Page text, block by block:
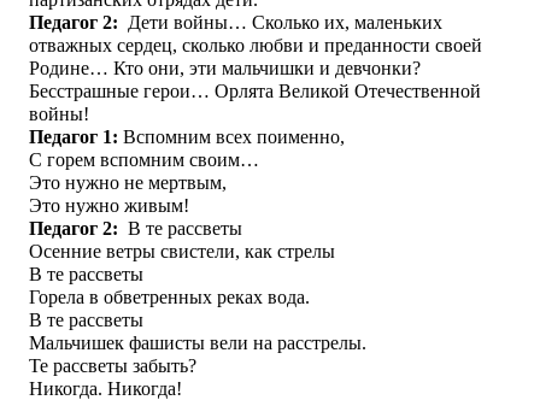
Педагог 2: Дети войны… Сколько их, маленьких
отважных сердец, сколько любви и преданности своей
Родине… Кто они, эти мальчишки и девчонки?
Бесстрашные герои… Орлята Великой Отечественной
войны!
Педагог 1: Вспомним всех поименно,
С горем вспомним своим…
Это нужно не мертвым,
Это нужно живым!
Педагог 2: В те рассветы
Осенние ветры свистели, как стрелы
В те рассветы
Горела в обветренных реках вода.
В те рассветы
Мальчишек фашисты вели на расстрелы.
Те рассветы забыть?
Никогда. Никогда!